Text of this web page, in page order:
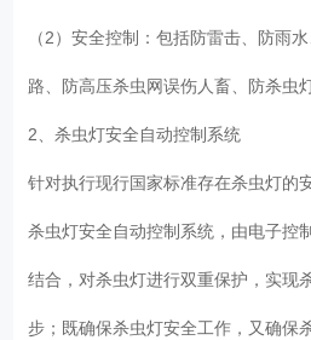
（2）安全控制：包括防雷击、防雨
路、防高压杀虫网误伤人畜、防杀
2、杀虫灯安全自动控制系统
针对执行现行国家标准存在杀虫灯的
杀虫灯安全自动控制系统，由电子控
结合，对杀虫灯进行双重保护，实现
步；既确保杀虫灯安全工作，又确保